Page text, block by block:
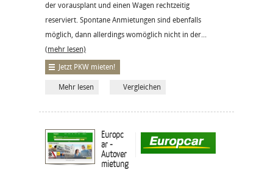
der vorausplant und einen Wagen rechtzeitig
reserviert. Spontane Anmietungen sind ebenfalls
möglich, dann allerdings womöglich nicht in der...
(mehr lesen)
Jetzt PKW mieten!
Mehr lesen Vergleichen
Europc
ar -
Autover
mietung